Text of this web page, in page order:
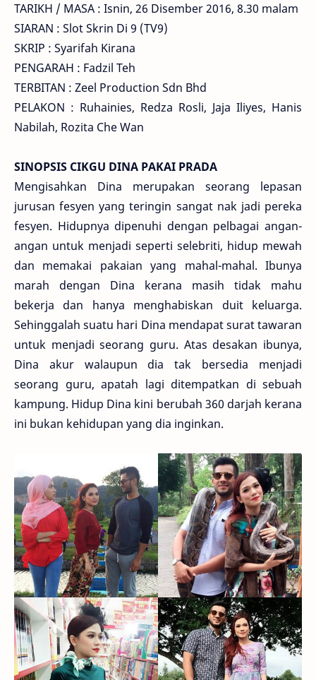
TARIKH / MASA : Isnin, 26 Disember 2016, 8.30 malam
SIARAN : Slot Skrin Di 9 (TV9)
SKRIP : Syarifah Kirana
PENGARAH : Fadzil Teh
TERBITAN : Zeel Production Sdn Bhd
PELAKON : Ruhainies, Redza Rosli, Jaja Iliyes, Hanis
Nabilah, Rozita Che Wan
SINOPSIS CIKGU DINA PAKAI PRADA
Mengisahkan Dina merupakan seorang lepasan
jurusan fesyen yang teringin sangat nak jadi pereka
fesyen. Hidupnya dipenuhi dengan pelbagai angan-
angan untuk menjadi seperti selebriti, hidup mewah
dan memakai pakaian yang mahal-mahal. Ibunya
marah dengan Dina kerana masih tidak mahu
bekerja dan hanya menghabiskan duit keluarga.
Sehinggalah suatu hari Dina mendapat surat tawaran
untuk menjadi seorang guru. Atas desakan ibunya,
Dina akur walaupun dia tak bersedia menjadi
seorang guru, apatah lagi ditempatkan di sebuah
kampung. Hidup Dina kini berubah 360 darjah kerana
ini bukan kehidupan yang dia inginkan.